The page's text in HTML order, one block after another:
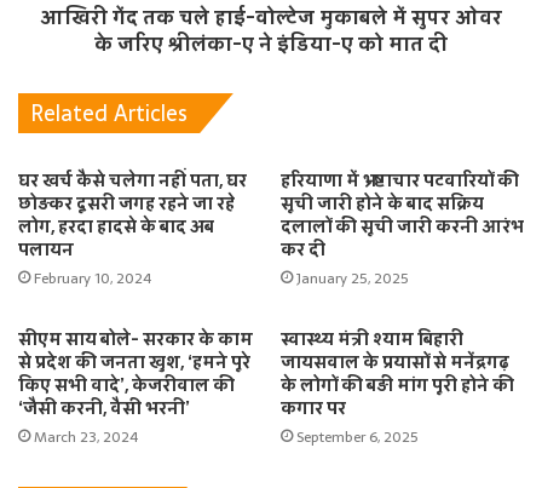
आखिरी गेंद तक चले हाई-वोल्टेज मुकाबले में सुपर ओवर
के जरिए श्रीलंका-ए ने इंडिया-ए को मात दी
Related Articles
घर खर्च कैसे चलेगा नहीं पता, घर
छोड़कर दूसरी जगह रहने जा रहे
लोग, हरदा हादसे के बाद अब
पलायन
February 10, 2024
हरियाणा में भ्रष्टाचार पटवारियों की
सूची जारी होने के बाद सक्रिय
दलालों की सूची जारी करनी आरंभ
कर दी
January 25, 2025
सीएम साय बोले- सरकार के काम
से प्रदेश की जनता खुश, ‘हमने पूरे
किए सभी वादे’, केजरीवाल की
‘जैसी करनी, वैसी भरनी’
March 23, 2024
स्वास्थ्य मंत्री श्याम बिहारी
जायसवाल के प्रयासों से मनेंद्रगढ़
के लोगों की बड़ी मांग पूरी होने की
कगार पर
September 6, 2025